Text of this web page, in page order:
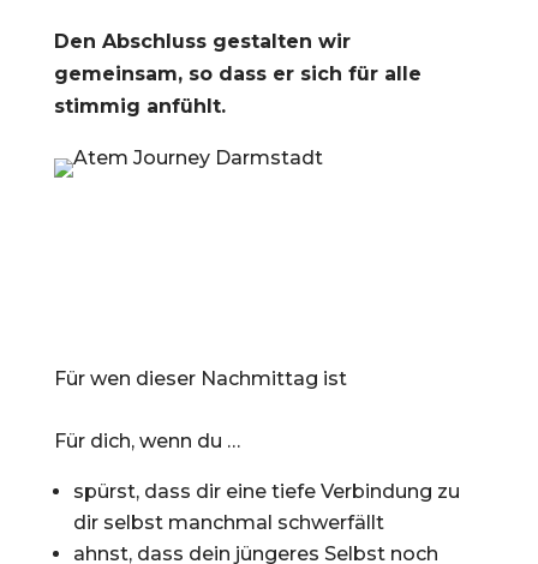
Den Abschluss gestalten wir
gemeinsam, so dass er sich für alle
stimmig anfühlt.
Für wen dieser Nachmittag ist
Für dich, wenn du …
spürst, dass dir eine tiefe Verbindung zu
dir selbst manchmal schwerfällt
ahnst, dass dein jüngeres Selbst noch